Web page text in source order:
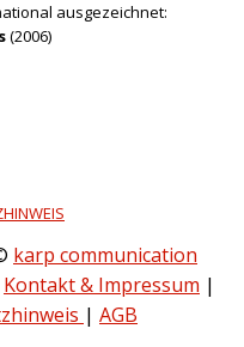
ausgezeichnet:
(2006)
karp communication
Kontakt & Impressum |
| AGB